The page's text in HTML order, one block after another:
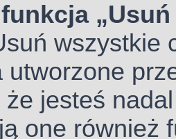
wszystkie
utworzone
że jesteś
one również